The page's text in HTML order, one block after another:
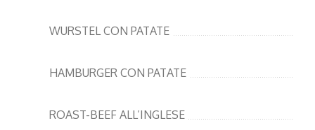
WURSTEL CON PATATE
HAMBURGER CON PATATE
ROAST-BEEF ALL’INGLESE